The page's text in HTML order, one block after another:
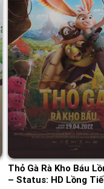
Thỏ Gà Rà Kho Báu
– Status: HD Lồng